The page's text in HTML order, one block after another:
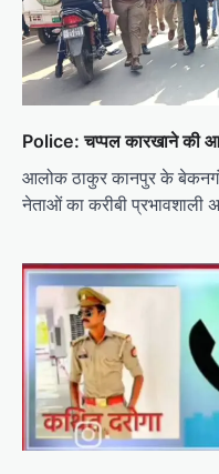
Police: चप्पल कारखाने की
आलोक ठाकुर कानपुर के
नेताओं का करीबी